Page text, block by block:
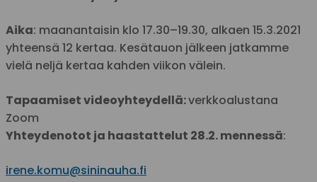
Aika: maanantaisin klo 17.30­–19.30, alkaen 15.3.2021
yhteensä 12 kertaa. Kesätauon jälkeen jatkamme
vielä neljä kertaa kahden viikon välein.
Tapaamiset videoyhteydellä:verkkoalustana
Zoom
Yhteydenotot ja haastattelut 28.2. mennessä:
irene.komu@sininauha.fi